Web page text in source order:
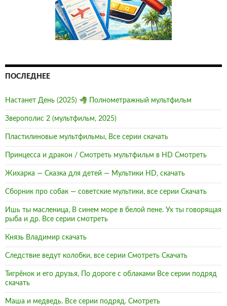
ПОСЛЕДНЕЕ
Настанет День (2025) Полнометражный мультфильм
Зверополис 2 (мультфильм, 2025)
Пластилиновые мультфильмы, Все серии скачать
Принцесса и дракон / Смотреть мультфильм в HD Смотреть
Жихарка — Сказка для детей — Мультики HD, скачать
Сборник про собак — советские мультики, все серии Скачать
Ишь ты масленица, В синем море в белой пене. Ух ты говорящая
рыба и др. Все серии смотреть
Князь Владимир скачать
Следствие ведут колобки, все серии Смотреть Скачать
Тигрёнок и его друзья, По дороге с облаками Все серии подряд
скачать
Маша и медведь. Все серии подряд. Смотреть